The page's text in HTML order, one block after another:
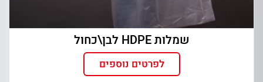
שמלות HDPE לבן\כחול
לפרטים נוספים